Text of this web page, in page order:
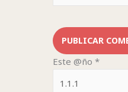
Este @ño *